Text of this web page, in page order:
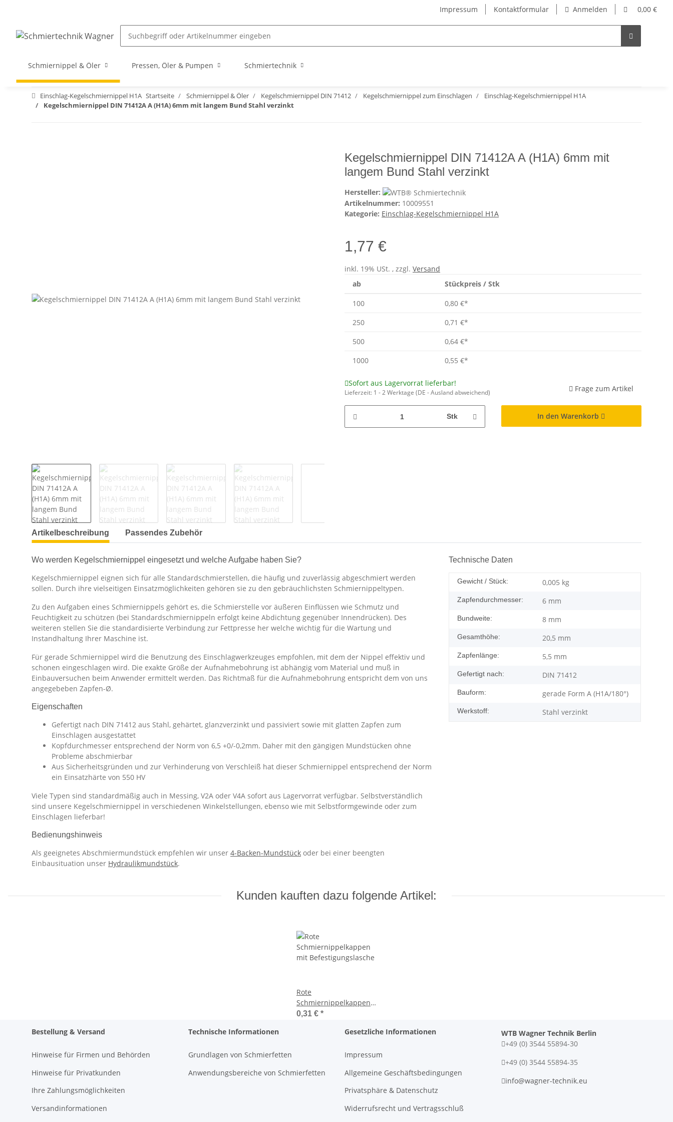
Impressum Kontaktformular Anmelden 0,00 €
Schmiernippel & Öler Pressen, Öler & Pumpen Schmiertechnik
Einschlag-Kegelschmiernippel H1A Startseite Schmiernippel & Öler Kegelschmiernippel DIN 71412 Kegelschmiernippel zum Einschlagen
Einschlag-Kegelschmiernippel H1A
Kegelschmiernippel DIN 71412A A (H1A) 6mm mit langem Bund Stahl verzinkt
Kegelschmiernippel DIN 71412A A (H1A) 6mm mit
langem Bund Stahl verzinkt
Hersteller:
Artikelnummer: 10009551
Kategorie: Einschlag-Kegelschmiernippel H1A
1,77 €
inkl. 19% USt. , zzgl. Versand
ab
Stückpreis / Stk
100 0,80 €*
250
0,71 €*
500
0,64 €*
1000
0,55 €*
Sofort aus Lagervorrat lieferbar!
Lieferzeit: 1 - 2 Werktage (DE - Ausland abweichend) Frage zum Artikel
Stk In den Warenkorb
Artikelbeschreibung Passendes Zubehör
Wo werden Kegelschmiernippel eingesetzt und welche Aufgabe haben Sie?
Kegelschmiernippel eignen sich für alle Standardschmierstellen, die häufig und zuverlässig abgeschmiert werden
sollen. Durch ihre vielseitigen Einsatzmöglichkeiten gehören sie zu den gebräuchlichsten Schmiernippeltypen.
Zu den Aufgaben eines Schmiernippels gehört es, die Schmierstelle vor äußeren Einflüssen wie Schmutz und
Feuchtigkeit zu schützen (bei Standardschmiernippeln erfolgt keine Abdichtung gegenüber Innendrücken). Des
weiteren stellen Sie die standardisierte Verbindung zur Fettpresse her welche wichtig für die Wartung und
Instandhaltung Ihrer Maschine ist.
Für gerade Schmiernippel wird die Benutzung des Einschlagwerkzeuges empfohlen, mit dem der Nippel effektiv und
schonen eingeschlagen wird. Die exakte Größe der Aufnahmebohrung ist abhängig vom Material und muß in
Einbauversuchen beim Anwender ermittelt werden. Das Richtmaß für die Aufnahmebohrung entspricht dem von uns
angegebeben Zapfen-Ø.
Eigenschaften
Gefertigt nach DIN 71412 aus Stahl, gehärtet, glanzverzinkt und passiviert sowie mit glatten Zapfen zum
Einschlagen ausgestattet
Kopfdurchmesser entsprechend der Norm von 6,5 +0/-0,2mm. Daher mit den gängigen Mundstücken ohne
Probleme abschmierbar
Aus Sicherheitsgründen und zur Verhinderung von Verschleiß hat dieser Schmiernippel entsprechend der Norm
ein Einsatzhärte von 550 HV
Viele Typen sind standardmäßig auch in Messing, V2A oder V4A sofort aus Lagervorrat verfügbar. Selbstverständlich
sind unsere Kegelschmiernippel in verschiedenen Winkelstellungen, ebenso wie mit Selbstformgewinde oder zum
Einschlagen lieferbar!
Bedienungshinweis
Als geeignetes Abschmiermundstück empfehlen wir unser 4-Backen-Mundstück oder bei einer beengten
Einbausituation unser Hydraulikmundstück.
Technische Daten
Gewicht / Stück: 0,005 kg
Zapfendurchmesser: 6 mm
Bundweite: 8 mm
Gesamthöhe: 20,5 mm
Zapfenlänge: 5,5 mm
Gefertigt nach: DIN 71412
Bauform: gerade Form A (H1A/180°)
Werkstoff: Stahl verzinkt
Kunden kauften dazu folgende Artikel:
Rote
Schmiernippelkappen
mit Befestigungslasche
0,31 € *
Bestellung & Versand
Hinweise für Firmen und Behörden
Hinweise für Privatkunden
Ihre Zahlungsmöglichkeiten
Versandinformationen
Technische Informationen
Grundlagen von Schmierfetten
Anwendungsbereiche von Schmierfetten
Gesetzliche Informationen
Impressum
Allgemeine Geschäftsbedingungen
Privatsphäre & Datenschutz
Widerrufsrecht und Vertragsschluß
WTB Wagner Technik Berlin
+49 (0) 3544 55894-30
+49 (0) 3544 55894-35
info@wagner-technik.eu